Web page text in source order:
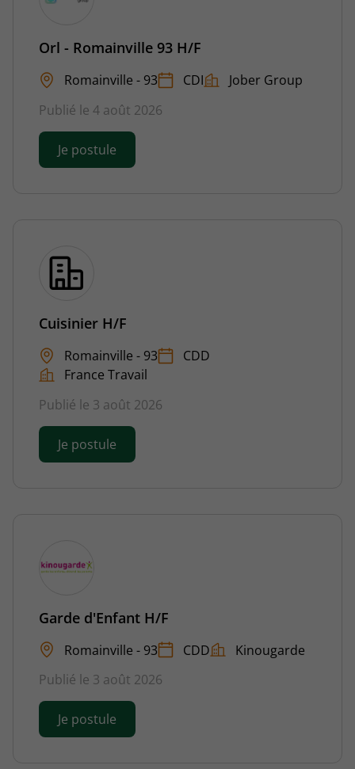
Orl - Romainville 93 H/F
Romainville - 93 CDI
Jober Group
Publié le 4 août 2026
Je postule
Cuisinier H/F
Romainville - 93
CDD
France Travail
Publié le 3 août 2026
Je postule
Garde d'Enfant H/F
Romainville - 93 CDD
Kinougarde
Publié le 3 août 2026
Je postule